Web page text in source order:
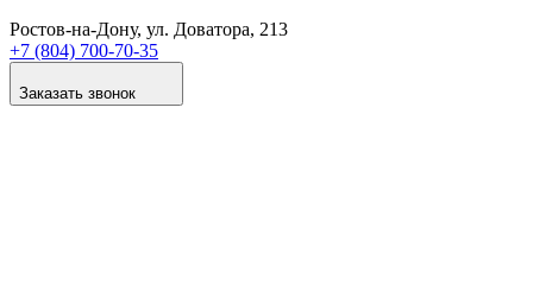
Ростов-на-Дону, ул. Доватора, 213
+7 (804) 700-70-35
Заказать звонок